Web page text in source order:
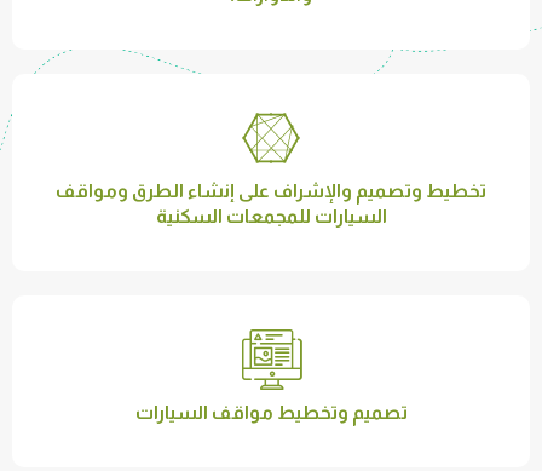
تخطيط وتصميم والإشراف على إنشاء الطرق ومواقف
السيارات للمجمعات السكنية
تصميم وتخطيط مواقف السيارات